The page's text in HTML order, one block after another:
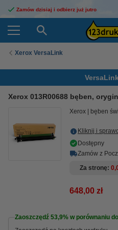
Zamów dzisiaj i odbierz już jutro
Xerox VersaLink
Xerox 013R00688 bęben,
Xerox bęben
Kliknij i
Dostępny
Zamów z
Za stronę
648,00 zł
Zaoszczędź 53,9% w porównaniu